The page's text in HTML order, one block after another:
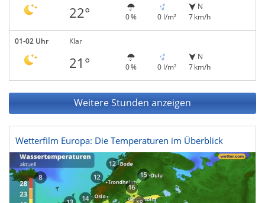
22° 0 % 0 l/m²
N
7 km/h
01-02 Uhr Klar
21° 0 % 0 l/m²
N
7 km/h
Weitere Stunden anzeigen
Wetterfilm Europa: Die Temperaturen im Überblick